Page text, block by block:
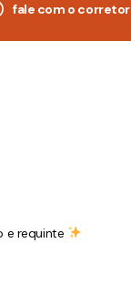
fale com o corretor
e requinte